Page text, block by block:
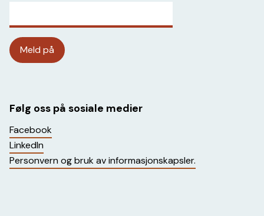
Følg oss på sosiale medier
Facebook
LinkedIn
Personvern og bruk av informasjonskapsler.